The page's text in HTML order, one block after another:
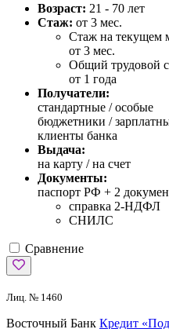
Возраст: 21 - 70 лет
Стаж: от 3 мес.
Стаж на текущем
от 3 мес.
Общий трудовой
от 1 года
Получатели:
стандартные /особые
бюджетники /
клиенты банка
Выдача:
на карту / на счет
Документы:
паспорт РФ + 2
справка 2-НДФЛ
СНИЛС
Сравнение
Лиц. № 1460
Восточный Банк Кредит